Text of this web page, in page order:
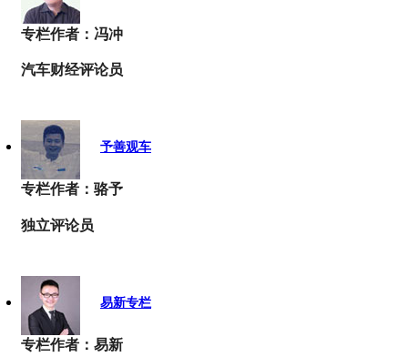
专栏作者：冯冲
汽车财经评论员
予善观车
专栏作者：骆予
独立评论员
易新专栏
专栏作者：易新